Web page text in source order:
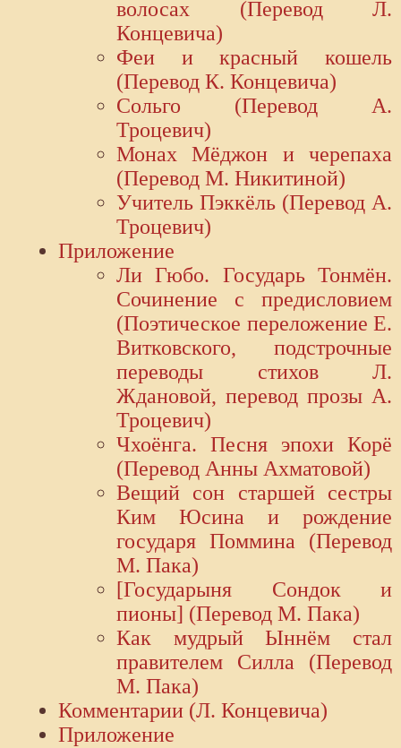
волосах (Перевод Л.
Концевича)
Феи и красный кошель
(Перевод К. Концевича)
Сольго (Перевод А.
Троцевич)
Монах Мёджон и черепаха
(Перевод М. Никитиной)
Учитель Пэккёль (Перевод А.
Троцевич)
Приложение
Ли Гюбо. Государь Тонмён.
Сочинение с предисловием
(Поэтическое переложение Е.
Витковского, подстрочные
переводы стихов Л.
Ждановой, перевод прозы А.
Троцевич)
Чхоёнга. Песня эпохи Корё
(Перевод Анны Ахматовой)
Вещий сон старшей сестры
Ким Юсина и рождение
государя Поммина (Перевод
М. Пака)
[Государыня Сондок и
пионы] (Перевод М. Пака)
Как мудрый Ыннём стал
правителем Силла (Перевод
М. Пака)
Комментарии (Л. Концевича)
Приложение